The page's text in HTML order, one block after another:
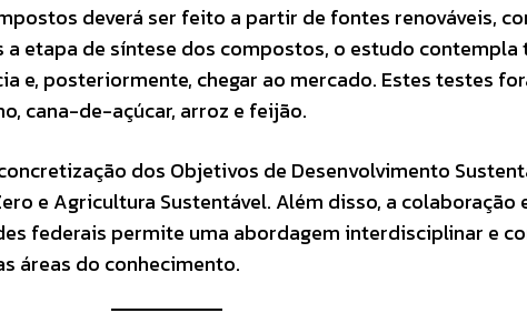
deverá ser feito a partir de fontes renováveis,
etapa de síntese dos compostos, o estudo contempla
e, posteriormente, chegar ao mercado. Estes testes
cana-de-açúcar, arroz e feijão.
dos Objetivos de Desenvolvimento
e Agricultura Sustentável. Além disso, a colaboração
federais permite uma abordagem interdisciplinar e
áreas do conhecimento.